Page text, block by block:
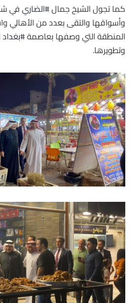
كما تجول الشيخ جمال#الضاريفي
وأسواقها والتقى بعدد من الأهالي
المنطقة التي وصفها بعاصمة#بغداد
وتطويرها.